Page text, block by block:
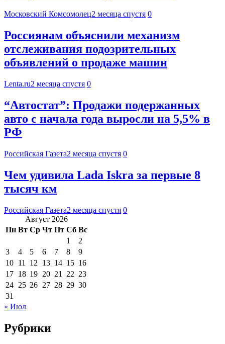
Московский Комсомолец2 месяца спустя 0
Россиянам объяснили механизм
отслеживания подозрительных
объявлений о продаже машин
Lenta.ru2 месяца спустя 0
“Автостат”: Продажи подержанных
авто с начала года выросли на 5,5% в
РФ
Российская Газета2 месяца спустя 0
Чем удивила Lada Iskra за первые 8
тысяч км
Российская Газета2 месяца спустя 0
Август 2026
Пн Вт Ср Чт Пт Сб Вс
1
2
3
4 5 6 7 8
9
10 11 12 13 14 15 16
17 18 19 20 21 22 23
24 25 26 27 28 29 30
31
« Июл
Рубрики